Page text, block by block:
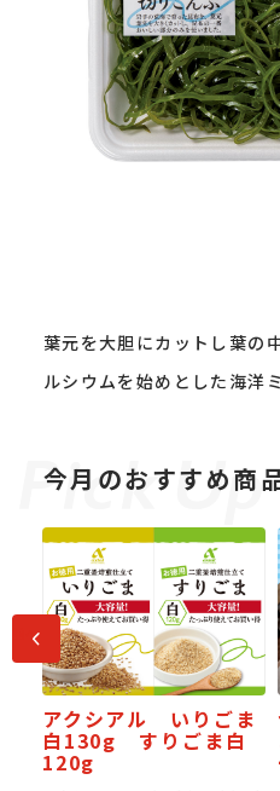
葉元を大胆にカットし葉の
ルシウムを始めとした海洋
今月のおすすめ商
前へ
いりごま
りごま白
ヤマザキ サ
ミルククリー
ー風味クリー